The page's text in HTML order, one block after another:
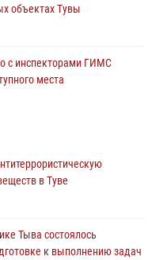
объектах Тувы
с инспекторами ГИМС
места
детей в детских
участие в акции
в Туве
Тыва состоялось
к выполнению задач